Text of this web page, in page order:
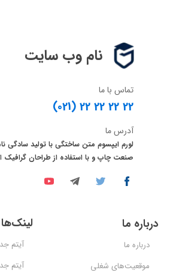
نام وب سایت
تماس با ما
(021) 22 22 22 22
آدرس ما
لورم ایپسوم متن ساختگی با تولید سادگی
صنعت چاپ و با استفاده از طراحان
درباره ما
موقعیت‌های شغلی
درباره ما لینک‌ها
آیتم
آیتم